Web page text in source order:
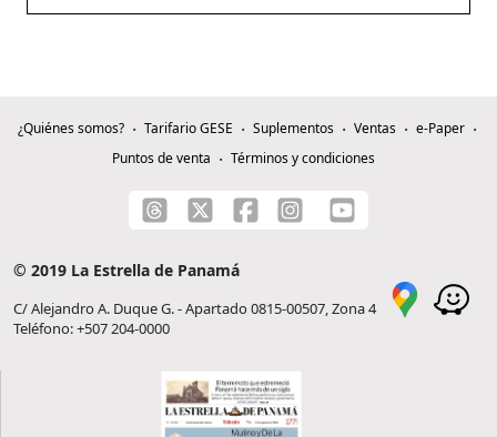
¿Quiénes somos? Tarifario GESE Suplementos Ventas
e-Paper
Puntos de venta
Términos y condiciones
© 2019 La Estrella de Panamá
C/ Alejandro A. Duque G. - Apartado 0815-00507, Zona 4
Teléfono: +507 204-0000